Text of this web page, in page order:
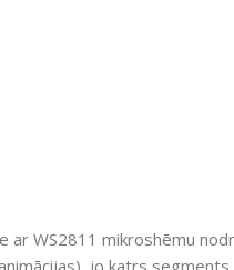
ar WS2811 mikroshēmu
jo katrs